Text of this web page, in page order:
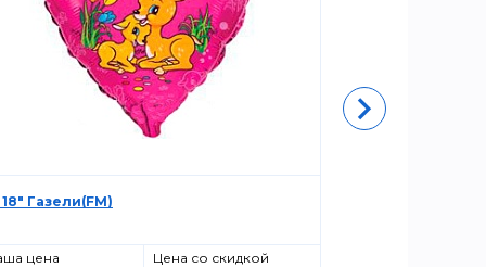
Газели(FM)
цена Цена со скидкой